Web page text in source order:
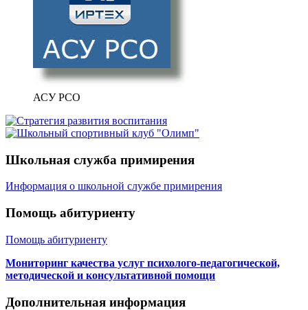
АСУ РСО
Школьная служба примирения
Информация о школьной службе примирения
Помощь абитуриенту
Помощь абитуриенту
Мониторинг качества услуг психолого-педагогической,
методической и консультативной помощи
Дополнительная информация